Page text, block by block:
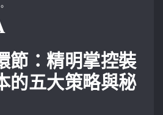
節：精明掌控裝
的五大策略與秘